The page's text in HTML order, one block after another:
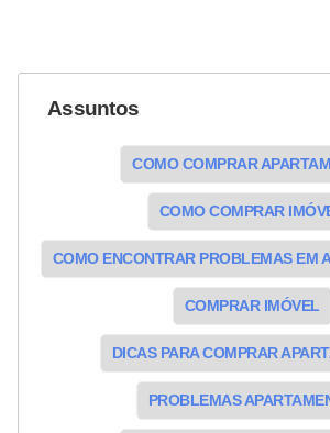
Assuntos
COMO COMPRAR
COMO COMPRAR
COMO ENCONTRAR PROBLEMAS EM
COMPRAR IMÓVEL
DICAS PARA COMPRAR
PROBLEMAS